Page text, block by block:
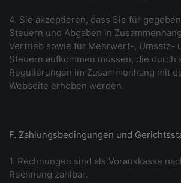
4. Sie akzeptieren, dass Sie für
Steuern und Abgaben in
Vertrieb sowie für Mehrwert-, Umsatz-
Steuern aufkommen müssen, die durch
Regulierungen im Zusammenhang mit
Webseite erhoben werden.
F. Zahlungsbedingungen und
1. Rechnungen sind als Vorauskasse
Rechnung zahlbar.